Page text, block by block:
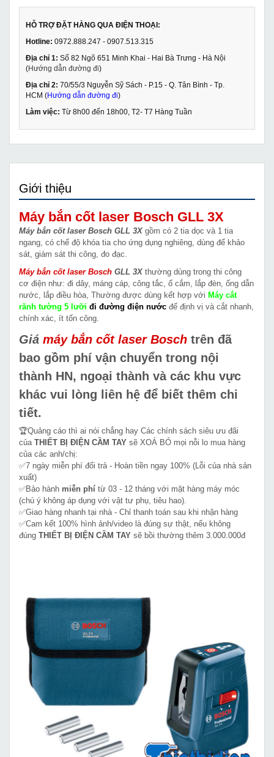
HỖ TRỢ ĐẶT HÀNG QUA ĐIỆN THOẠI:
Hotline: 0972.888.247 - 0907.513.315
Địa chỉ 1: Số 82 Ngõ 651 Minh Khai - Hai Bà Trưng - Hà Nội
(Hướng dẫn đường đi)
Địa chỉ 2: 70/55/3 Nguyễn Sỹ Sách - P.15 - Q. Tân Bình - Tp.
HCM (Hướng dẫn đường đi)
Làm việc: Từ 8h00 đến 18h00, T2- T7 Hàng Tuần
Giới thiệu
Máy bắn cốt laser Bosch GLL 3X
Máy bắn cốt laser Bosch GLL 3X gồm có 2 tia dọc và 1 tia
ngang, có chế độ khóa tia cho ứng dụng nghiêng, dùng để khảo
sát, giám sát thi công, đo đạc.
Máy bắn cốt laser Bosch GLL 3X thường dùng trong thi công
cơ điện như: đi dây, máng cáp, công tắc, ổ cắm, lắp đèn, ống dẫn
nước, lắp điều hòa, Thường được dùng kết hợp với Máy cắt
rãnh tường 5 lưỡi đi đường điện nước để định vị và cắt nhanh,
chính xác, ít tốn công.
Giá máy bắn cốt laser Bosch trên đã
bao gồm phí vận chuyển trong nội
thành HN, ngoại thành và các khu vực
khác vui lòng liên hệ để biết thêm chi
tiết.
🏆Quảng cáo thì ai nói chẳng hay Các chính sách siêu ưu đãi
của THIẾT BỊ ĐIỆN CẦM TAY sẽ XOÁ BỎ mọi nỗi lo mua hàng
của các anh/chị:
✅7 ngày miễn phí đổi trả - Hoàn tiền ngay 100% (Lỗi của nhà sản
xuất)
✅Bảo hành miễn phí từ 03 - 12 tháng với mặt hàng máy móc
(chú ý không áp dụng với vật tư phụ, tiêu hao).
✅Giao hàng nhanh tại nhà - Chỉ thanh toán sau khi nhận hàng
✅Cam kết 100% hình ảnh/video là đúng sự thật, nếu không
đúng THIẾT BỊ ĐIỆN CẦM TAY sẽ bồi thường thêm 3.000.000đ